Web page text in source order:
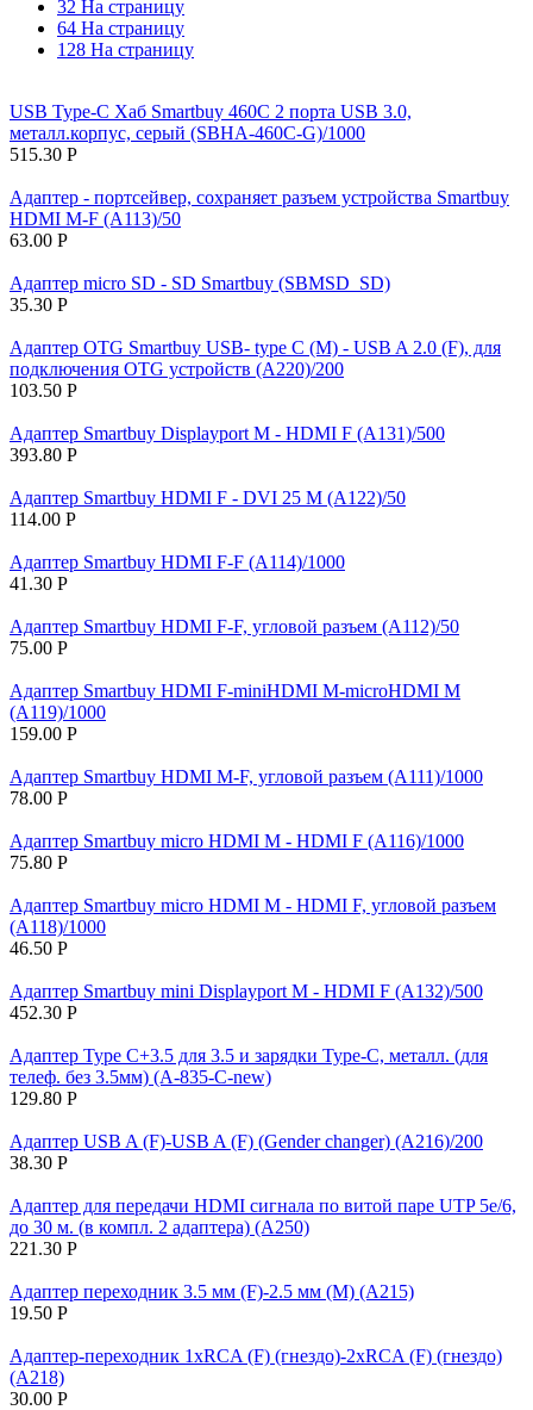
32 На страницу
64 На страницу
128 На страницу
USB Type-C Xaб Smartbuy 460С 2 порта USB 3.0,
металл.корпус, серый (SBHA-460С-G)/1000
515.30 Р
Адаптер - портсейвер, сохраняет разъем устройства Smartbuy
HDMI M-F (A113)/50
63.00 Р
Адаптер micro SD - SD Smartbuy (SBMSD_SD)
35.30 Р
Адаптер OTG Smartbuy USB- type C (M) - USB A 2.0 (F), для
подключения OTG устройств (A220)/200
103.50 Р
Адаптер Smartbuy Displayport M - HDMI F (A131)/500
393.80 Р
Адаптер Smartbuy HDMI F - DVI 25 M (A122)/50
114.00 Р
Адаптер Smartbuy HDMI F-F (A114)/1000
41.30 Р
Адаптер Smartbuy HDMI F-F, угловой разъем (A112)/50
75.00 Р
Адаптер Smartbuy HDMI F-miniHDMI M-microHDMI M
(A119)/1000
159.00 Р
Адаптер Smartbuy HDMI M-F, угловой разъем (A111)/1000
78.00 Р
Адаптер Smartbuy micro HDMI M - HDMI F (A116)/1000
75.80 Р
Адаптер Smartbuy micro HDMI M - HDMI F, угловой разъем
(A118)/1000
46.50 Р
Адаптер Smartbuy mini Displayport M - HDMI F (A132)/500
452.30 Р
Адаптер Type C+3.5 для 3.5 и зарядки Type-C, металл. (для
телеф. без 3.5мм) (A-835-C-new)
129.80 Р
Адаптер USB A (F)-USB A (F) (Gender changer) (A216)/200
38.30 Р
Адаптер для передачи HDMI сигнала по витой паре UTP 5e/6,
до 30 м. (в компл. 2 адаптера) (A250)
221.30 Р
Адаптер переходник 3.5 мм (F)-2.5 мм (M) (A215)
19.50 Р
Адаптер-переходник 1хRCA (F) (гнездо)-2хRCA (F) (гнездо)
(A218)
30.00 Р